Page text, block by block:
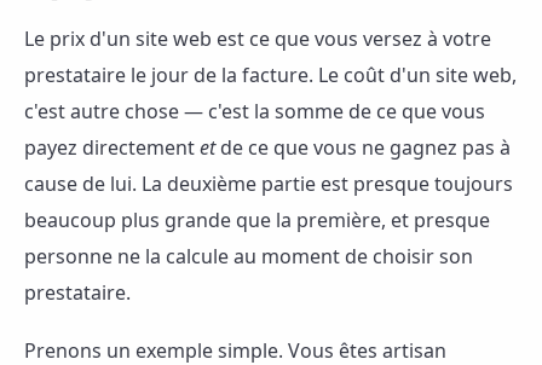
Le prix d'un site web est ce que vous versez à votre
prestataire le jour de la facture. Le coût d'un site web,
c'est autre chose — c'est la somme de ce que vous
payez directementetde ce que vous ne gagnez pas à
cause de lui. La deuxième partie est presque toujours
beaucoup plus grande que la première, et presque
personne ne la calcule au moment de choisir son
prestataire.
Prenons un exemple simple. Vous êtes artisan